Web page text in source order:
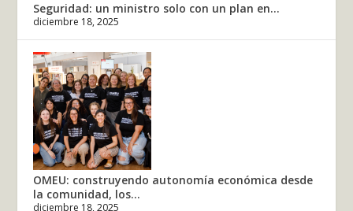
Seguridad: un ministro solo con un plan en...
diciembre 18, 2025
OMEU: construyendo autonomía económica desde
la comunidad, los...
diciembre 18, 2025